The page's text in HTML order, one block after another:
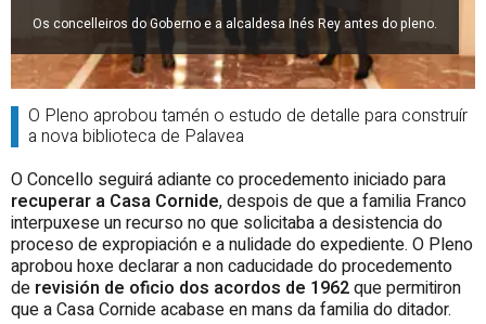
Os concelleiros do Goberno e a alcaldesa Inés Rey antes do pleno.
O Pleno aprobou tamén o estudo de detalle para construír
a nova biblioteca de Palavea
O Concello seguirá adiante co procedemento iniciado para
recuperar a Casa Cornide, despois de que a familia Franco
interpuxese un recurso no que solicitaba a desistencia do
proceso de expropiación e a nulidade do expediente. O Pleno
aprobou hoxe declarar a non caducidade do procedemento
de revisión de oficio dos acordos de 1962que permitiron
que a Casa Cornide acabase en mans da familia do ditador.